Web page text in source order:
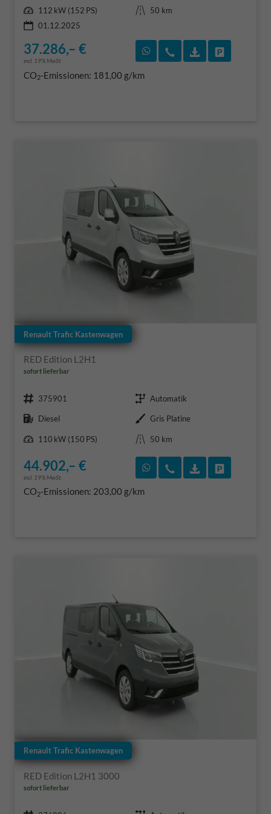
Leistung 112 kW (152 PS) Kilometerstand
50 km
01.12.2025
37.286,– €
incl. 19% MwSt.
Rückruf vereinbaren
Wir rufen Sie an
CO2-Emissionen: 181,00 g/km
Renault Trafic Kastenwagen
RED Edition L2H1
sofort lieferbar
Fahrzeugnr. 375901 Getriebe Automatik
Kraftstoff Diesel Außenfarbe Gris Platine
Leistung
110 kW (150 PS) Kilometerstand 50 km
44.902,– €
incl. 19% MwSt.
Rückruf vereinbaren
Wir rufen Sie an
CO2-Emissionen: 203,00 g/km
Renault Trafic Kastenwagen
RED Edition L2H1 3000
sofort lieferbar
Fahrzeugnr. Getriebe